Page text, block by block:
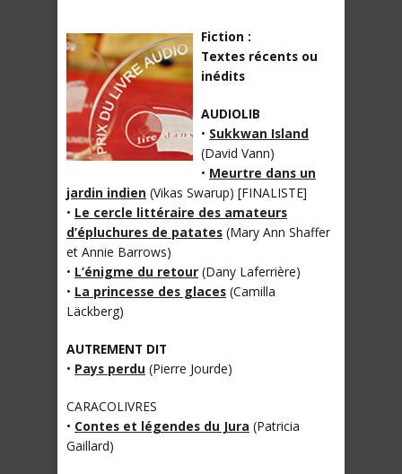
Fiction :
Textes récents ou
inédits
AUDIOLIB
• Sukkwan Island
(David Vann)
• Meurtre dans un
jardin indien (Vikas Swarup) [FINALISTE]
• Le cercle littéraire des amateurs
d’épluchures de patates (Mary Ann Shaffer
et Annie Barrows)
• L’énigme du retour (Dany Laferrière)
• La princesse des glaces (Camilla
Läckberg)
AUTREMENT DIT
• Pays perdu (Pierre Jourde)
CARACOLIVRES
• Contes et légendes du Jura (Patricia
Gaillard)